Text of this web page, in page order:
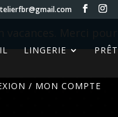
LINGERIE
/ MON COMPTE
vacances. Merci